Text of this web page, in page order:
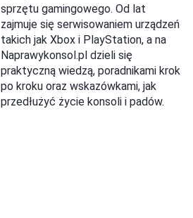
sprzętu gamingowego. Od lat
zajmuje się serwisowaniem urządzeń
takich jak Xbox i PlayStation, a na
Naprawykonsol.pl dzieli się
praktyczną wiedzą, poradnikami krok
po kroku oraz wskazówkami, jak
przedłużyć życie konsoli i padów.